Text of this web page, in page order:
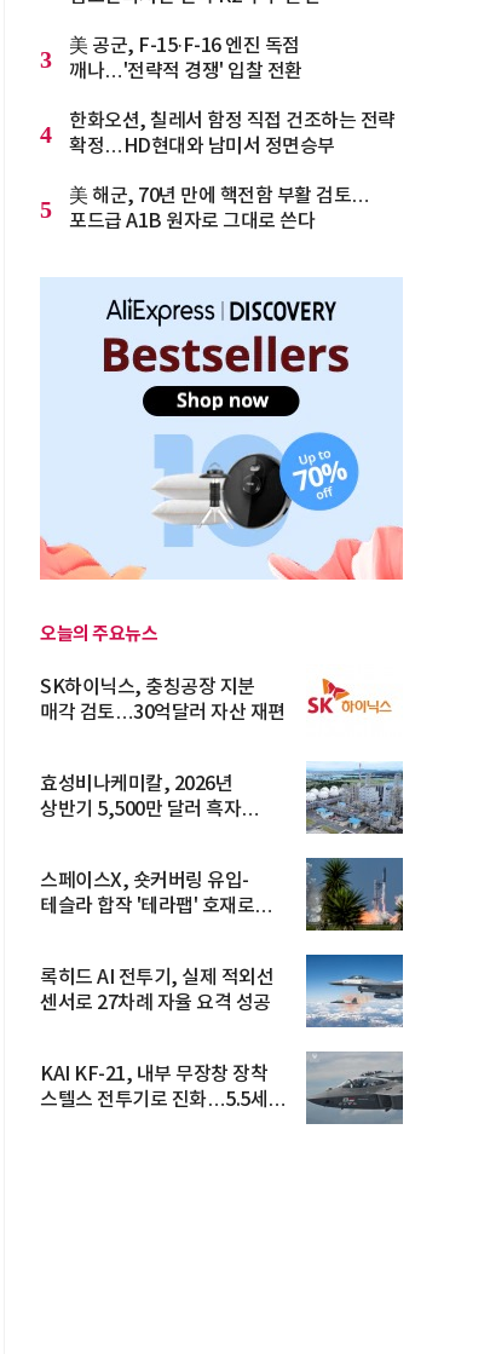
3
美 공군, F-15·F-16 엔진 독점
깨나…'전략적 경쟁' 입찰 전환
4
한화오션, 칠레서 함정 직접 건조하는 전략
확정…HD현대와 남미서 정면승부
5
美 해군, 70년 만에 핵전함 부활 검토…
포드급 A1B 원자로 그대로 쓴다
오늘의 주요뉴스
SK하이닉스, 충칭공장 지분
매각 검토…30억달러 자산 재편
효성비나케미칼, 2026년
상반기 5,500만 달러 흑자
스페이스X, 숏커버링 유입-
테슬라 합작 '테라팹' 호재로
록히드 AI 전투기, 실제 적외선
센서로 27차례 자율 요격 성공
KAI KF-21, 내부 무장창 장착
스텔스 전투기로 진화…5.5세대